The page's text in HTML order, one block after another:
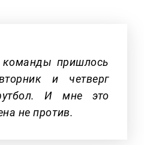
пришлось
и четверг
И мне это
не против.